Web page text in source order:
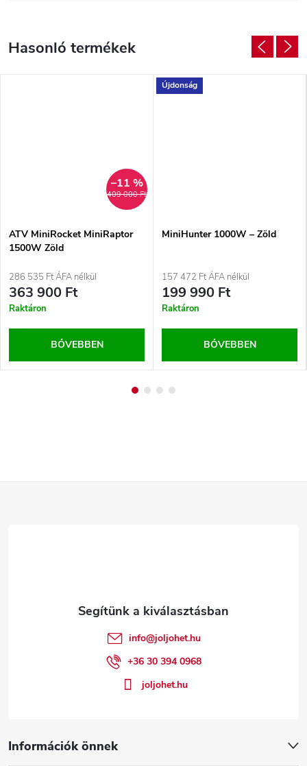
409 000 Ft
–11 %
ATV MiniRocket MiniRaptor
1500W Zöld
286 535 Ft ÁFA nélkül
363 900 Ft
Raktáron
BŐVEBBEN
Újdonság
MiniHunter 1000W – Zöld
157 472 Ft ÁFA nélkül
199 990 Ft
Raktáron
BŐVEBBEN
Információk önnek
info@joljohet.hu
+36 30 394 0968
joljohet.hu